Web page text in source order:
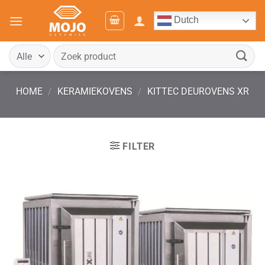
naar
Dutch
Zoeken
naar:
HOME / KERAMIEKOVENS / KITTEC DEUROVENS XR
FILTER